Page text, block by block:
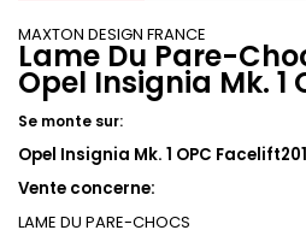
MAXTON DESIGN FRANCE
Lame Du Pare-
Opel Insignia Mk. 1
Se monte sur:
Opel Insignia Mk. 1 OPC
Vente concerne:
LAME DU PARE-CHOCS